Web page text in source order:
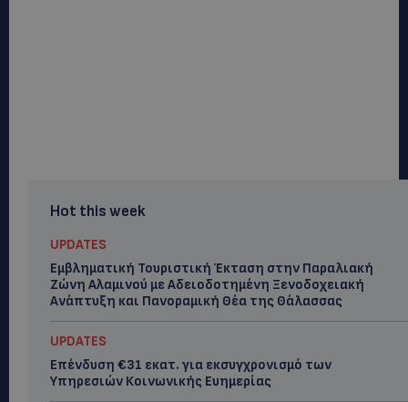
Hot this week
UPDATES
Εμβληματική Τουριστική Έκταση στην Παραλιακή
Ζώνη Αλαμινού με Αδειοδοτημένη Ξενοδοχειακή
Ανάπτυξη και Πανοραμική Θέα της Θάλασσας
UPDATES
Επένδυση €31 εκατ. για εκσυγχρονισμό των
Υπηρεσιών Κοινωνικής Ευημερίας